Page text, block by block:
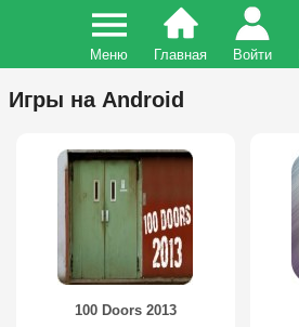
Меню Главная Войти
Игры на Android
100 Doors 2013